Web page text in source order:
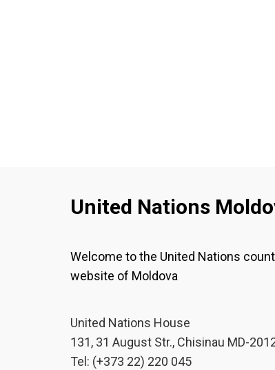
United Nations
Welcome to the United Nations
website of Moldova
United Nations House
131, 31 August Str., Chisinau MD-
Tel: (+373 22) 220 045